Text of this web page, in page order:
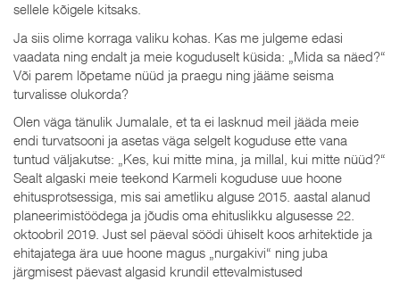
sellele kõigele kitsaks.
Ja siis olime korraga valiku kohas. Kas me julgeme edasi
vaadata ning endalt ja meie koguduselt küsida: „Mida sa näed?“
Või parem lõpetame nüüd ja praegu ning jääme seisma
turvalisse olukorda?
Olen väga tänulik Jumalale, et ta ei lasknud meil jääda meie
endi turvatsooni ja asetas väga selgelt koguduse ette vana
tuntud väljakutse: „Kes, kui mitte mina, ja millal, kui mitte nüüd?“
Sealt algaski meie teekond Karmeli koguduse uue hoone
ehitusprotsessiga, mis sai ametliku alguse 2015. aastal alanud
planeerimistöödega ja jõudis oma ehituslikku algusesse 22.
oktoobril 2019. Just sel päeval söödi ühiselt koos arhitektide ja
ehitajatega ära uue hoone magus „nurgakivi“ ning juba
järgmisest päevast algasid krundil ettevalmistused